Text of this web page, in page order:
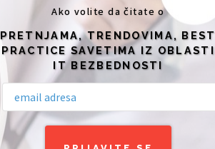
Ako volite da čitate o
PRETNJAMA, TRENDOVIMA, BEST
PRACTICE SAVETIMA IZ OBLASTI
IT BEZBEDNOSTI